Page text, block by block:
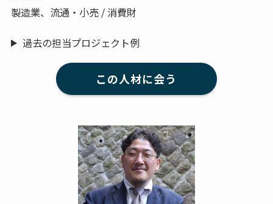
製造業、流通・小売 / 消費財
過去の担当プロジェクト例
この人材に会う